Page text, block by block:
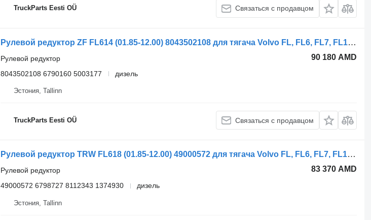
TruckParts Eesti OÜ Связаться с продавцом
Рулевой редуктор ZF FL614 (01.85-12.00) 8043502108 для тягача Volvo FL, FL6, FL7, FL10, FL12, FS718 (1985-2005)
90 180 AMD
Рулевой редуктор
8043502108 6790160 5003177
дизель
Эстония, Tallinn
TruckParts Eesti OÜ Связаться с продавцом
Рулевой редуктор TRW FL618 (01.85-12.00) 49000572 для тягача Volvo FL, FL6, FL7, FL10, FL12, FS718 (1985-2005)
83 370 AMD
Рулевой редуктор
49000572 6798727 8112343 1374930
дизель
Эстония, Tallinn